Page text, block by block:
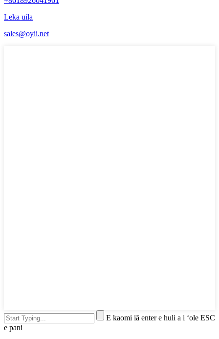
Leka uila
sales@oyii.net
E kaomi iā enter e huli a i ʻole ESC
e pani